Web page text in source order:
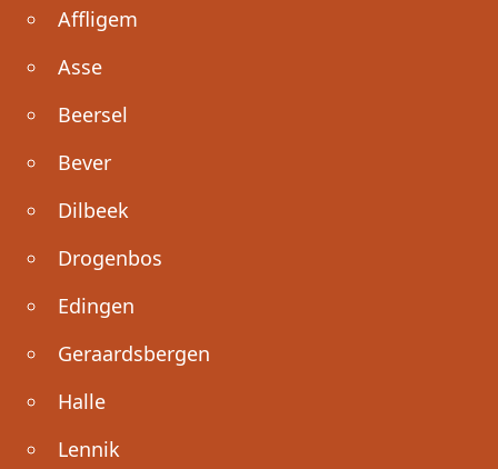
Affligem
Asse
Beersel
Bever
Dilbeek
Drogenbos
Edingen
Geraardsbergen
Halle
Lennik